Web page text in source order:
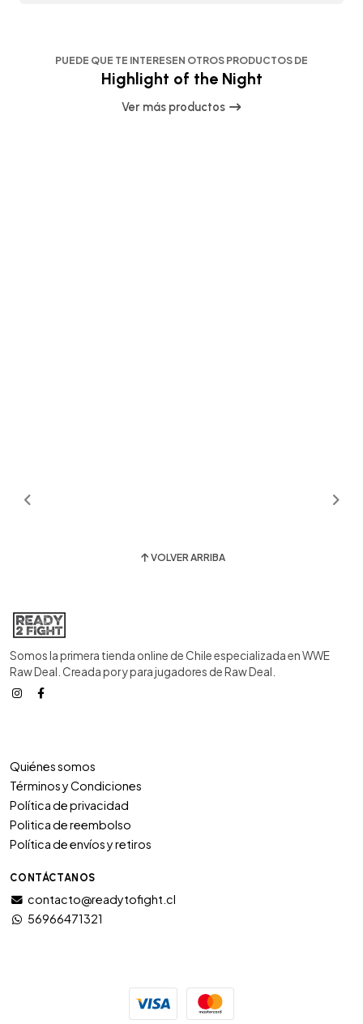
PUEDE QUE TE INTERESEN OTROS PRODUCTOS DE
Highlight of the Night
Ver más productos
VOLVER ARRIBA
Somos la primera tienda online de Chile especializada en WWE
Raw Deal. Creada por y para jugadores de Raw Deal.
Quiénes somos
Términos y Condiciones
Política de privacidad
Politica de reembolso
Política de envíos y retiros
CONTÁCTANOS
contacto@readytofight.cl
56966471321